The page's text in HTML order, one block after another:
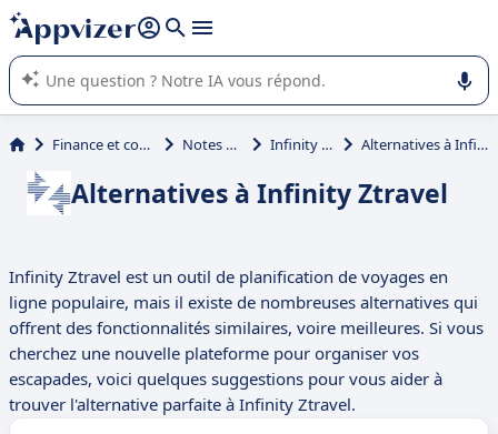
répondre (plusieurs lignes avec
L'IA de Appvizer vous guide dans l'utilisation ou la sélection de
logiciel SaaS en entreprise.
Finance et comptabilité Notes de frais Infinity Ztravel Alternatives à Infinity Ztravel
Alternatives à Infinity Ztravel
Infinity Ztravel est un outil de planification de voyages en
ligne populaire, mais il existe de nombreuses alternatives qui
offrent des fonctionnalités similaires, voire meilleures. Si vous
cherchez une nouvelle plateforme pour organiser vos
escapades, voici quelques suggestions pour vous aider à
trouver l'alternative parfaite à Infinity Ztravel.